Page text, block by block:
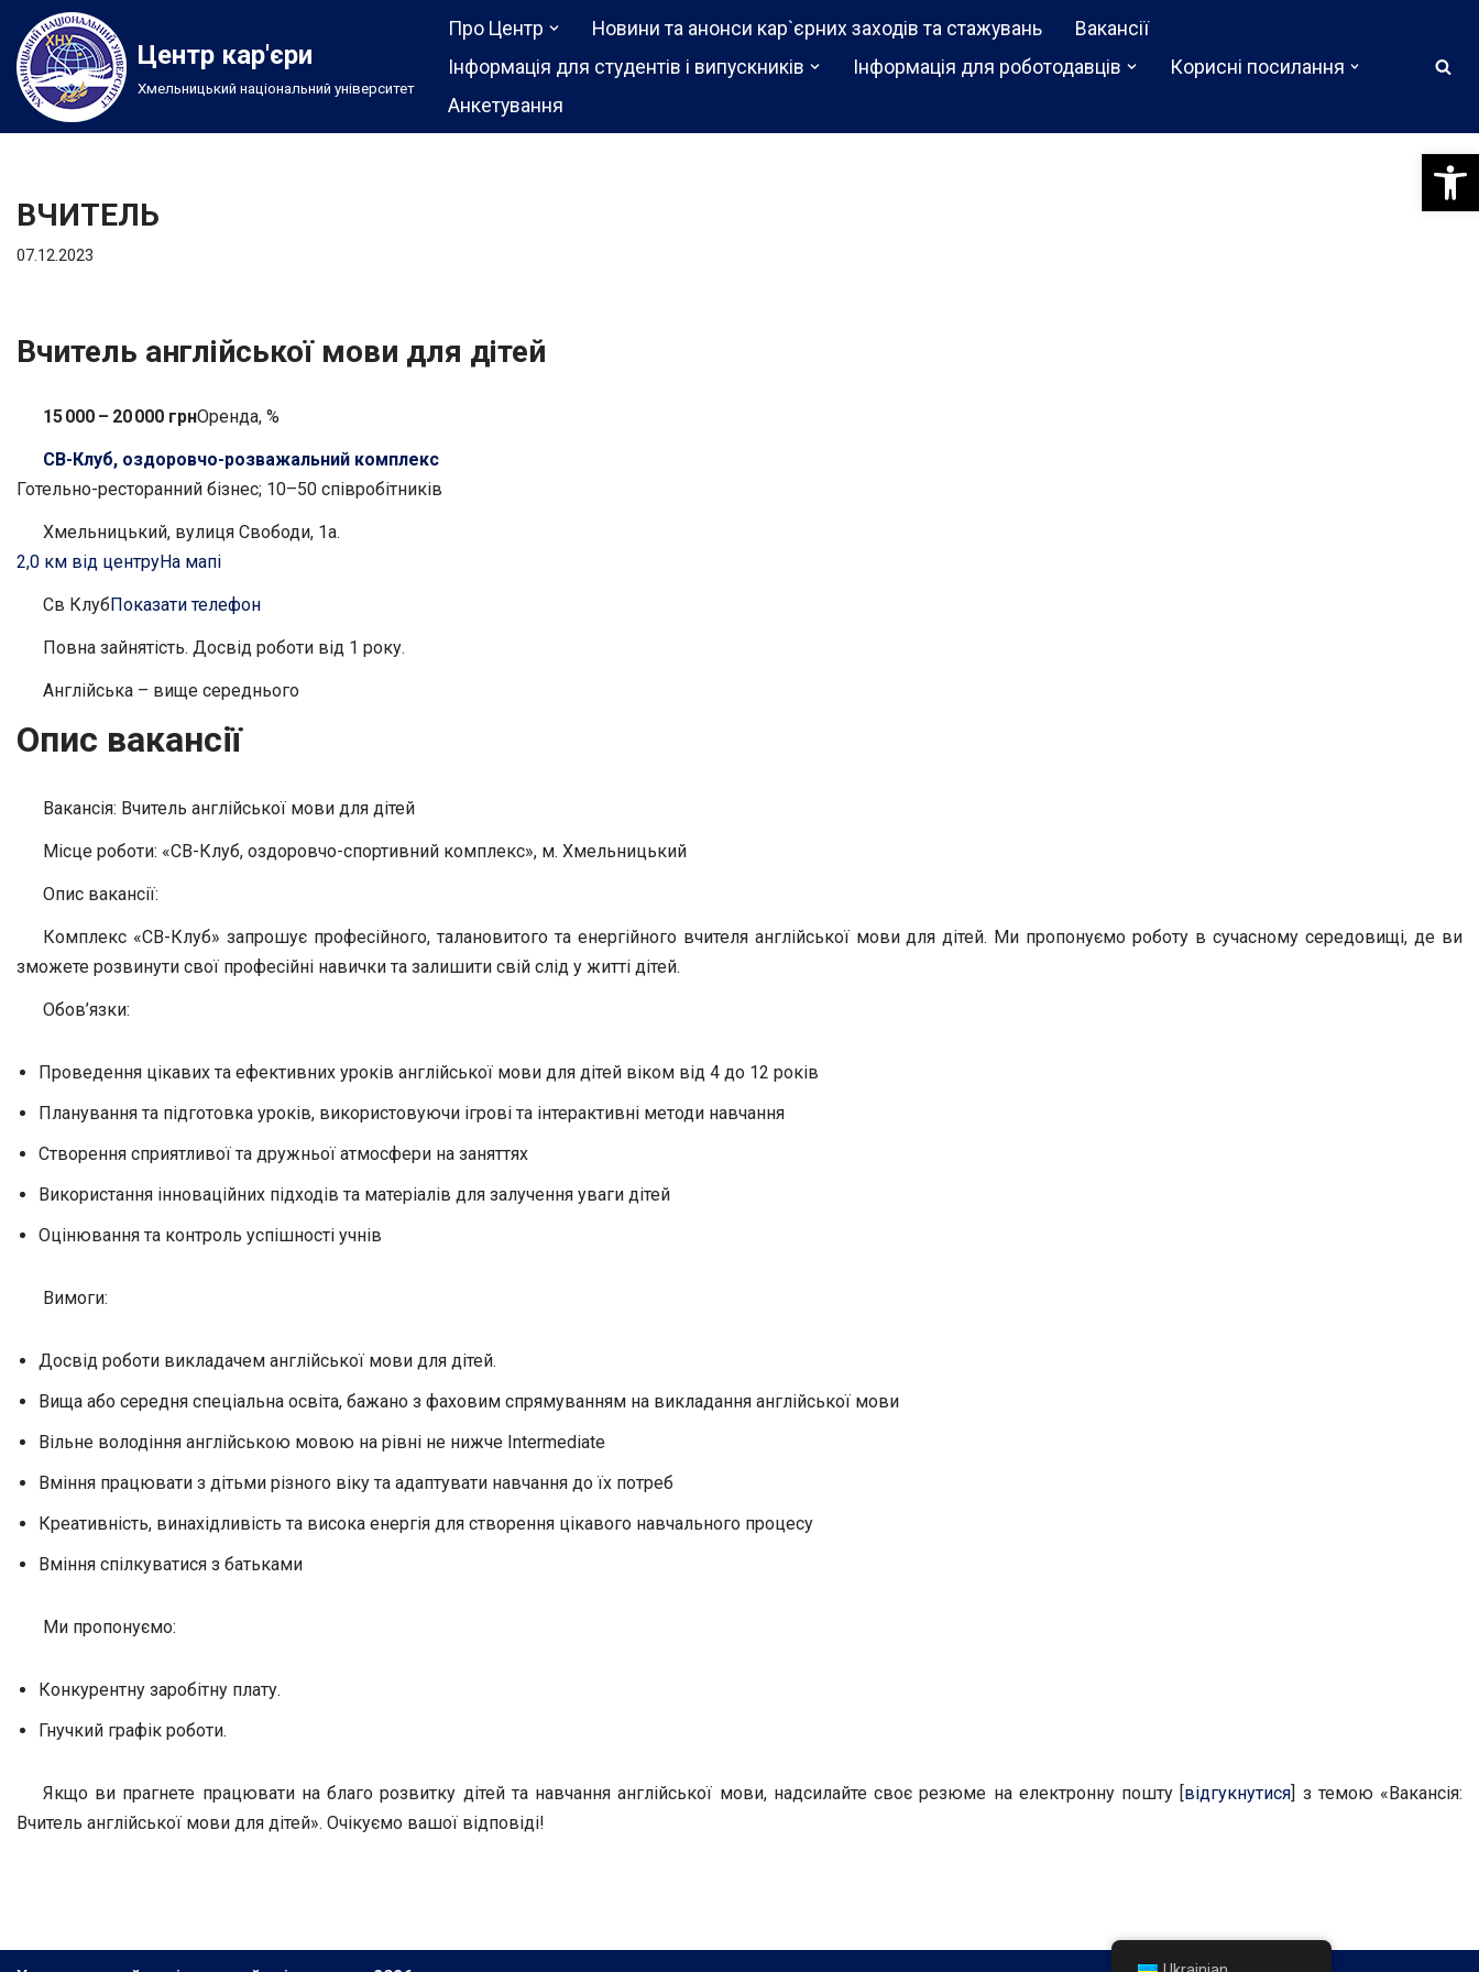
Перейти
до
вмісту
Центр кар'єри
Хмельницький національний університет
Про Центр Новини та анонси кар`єрних заходів та стажувань
Вакансії
Інформація для студентів і випускників
Інформація для роботодавців
Корисні посилання
Анкетування
ВЧИТЕЛЬ
07.12.2023
Вчитель англійської мови для дітей
15 000 – 20 000 грнОренда, %
СВ-Клуб, оздоровчо-розважальний комплекс
Готельно-ресторанний бізнес; 10–50 співробітників
Хмельницький, вулиця Свободи, 1а.
2,0 км від центруНа мапі
Св КлубПоказати телефон
Повна зайнятість. Досвід роботи від 1 року.
Англійська – вище середнього
Опис вакансії
Вакансія: Вчитель англійської мови для дітей
Місце роботи: «СВ-Клуб, оздоровчо-спортивний комплекс», м. Хмельницький
Опис вакансії:
Комплекс «СВ-Клуб» запрошує професійного, талановитого та енергійного вчителя англійської мови для дітей. Ми пропонуємо роботу в сучасному середовищі, де ви
зможете розвинути свої професійні навички та залишити свій слід у житті дітей.
Обов’язки:
Проведення цікавих та ефективних уроків англійської мови для дітей віком від 4 до 12 років
Планування та підготовка уроків, використовуючи ігрові та інтерактивні методи навчання
Створення сприятливої та дружньої атмосфери на заняттях
Використання інноваційних підходів та матеріалів для залучення уваги дітей
Оцінювання та контроль успішності учнів
Вимоги:
Досвід роботи викладачем англійської мови для дітей.
Вища або середня спеціальна освіта, бажано з фаховим спрямуванням на викладання англійської мови
Вільне володіння англійською мовою на рівні не нижче Intermediate
Вміння працювати з дітьми різного віку та адаптувати навчання до їх потреб
Креативність, винахідливість та висока енергія для створення цікавого навчального процесу
Вміння спілкуватися з батьками
Ми пропонуємо:
Конкурентну заробітну плату.
Гнучкий графік роботи.
Якщо ви прагнете працювати на благо розвитку дітей та навчання англійської мови, надсилайте своє резюме на електронну пошту [відгукнутися] з темою «Вакансія:
Вчитель англійської мови для дітей». Очікуємо вашої відповіді!